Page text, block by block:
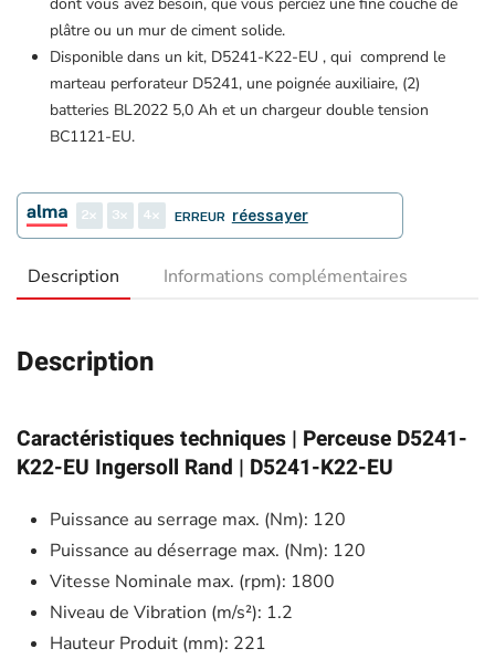
plâtre ou un mur de ciment solide.
Disponible dans un kit, D5241-K22-EU , qui comprend le
marteau perforateur D5241, une poignée auxiliaire, (2)
batteries BL2022 5,0 Ah et un chargeur double tension
BC1121-EU.
2 3 4 ERREUR réessayer
Description Informations complémentaires
Description
Caractéristiques techniques | Perceuse D5241-
K22-EU Ingersoll Rand | D5241-K22-EU
Puissance au serrage max. (Nm): 120
Puissance au déserrage max. (Nm): 120
Vitesse Nominale max. (rpm): 1800
Niveau de Vibration (m/s²): 1.2
Hauteur Produit (mm): 221